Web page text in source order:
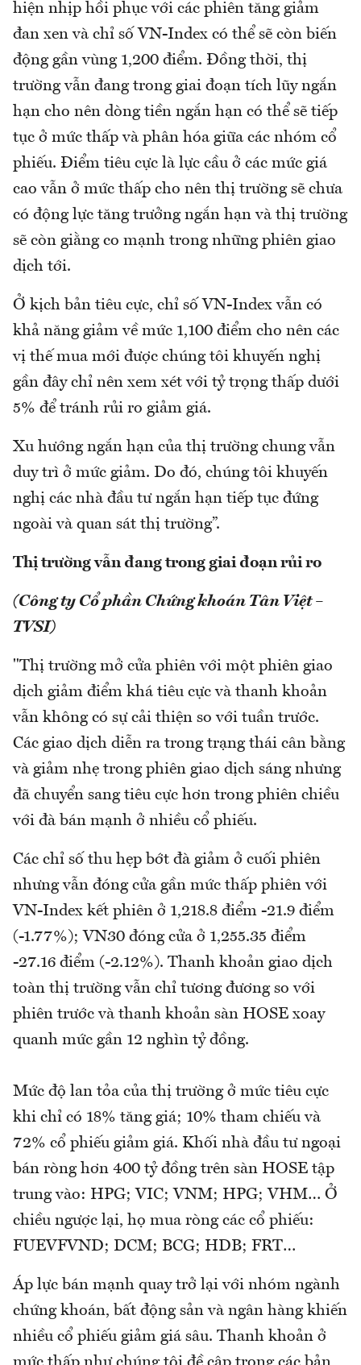
hiện nhịp hồi phục với các phiên tăng giảm
đan xen và chỉ số VN-Index có thể sẽ còn biến
động gần vùng 1,200 điểm. Đồng thời, thị
trường vẫn đang trong giai đoạn tích lũy ngắn
hạn cho nên dòng tiền ngắn hạn có thể sẽ tiếp
tục ở mức thấp và phân hóa giữa các nhóm cổ
phiếu. Điểm tiêu cực là lực cầu ở các mức giá
cao vẫn ở mức thấp cho nên thị trường sẽ chưa
có động lực tăng trưởng ngắn hạn và thị trường
sẽ còn giằng co mạnh trong những phiên giao
dịch tới.
Ở kịch bản tiêu cực, chỉ số VN-Index vẫn có
khả năng giảm về mức 1,100 điểm cho nên các
vị thế mua mới được chúng tôi khuyến nghị
gần đây chỉ nên xem xét với tỷ trọng thấp dưới
5% để tránh rủi ro giảm giá.
Xu hướng ngắn hạn của thị trường chung vẫn
duy trì ở mức giảm. Do đó, chúng tôi khuyến
nghị các nhà đầu tư ngắn hạn tiếp tục đứng
ngoài và quan sát thị trường”.
Thị trường vẫn đang trong giai đoạn rủi ro
(Công ty Cổ phần Chứng khoán Tân Việt –
TVSI)
"Thị trường mở cửa phiên với một phiên giao
dịch giảm điểm khá tiêu cực và thanh khoản
vẫn không có sự cải thiện so với tuần trước.
Các giao dịch diễn ra trong trạng thái cân bằng
và giảm nhẹ trong phiên giao dịch sáng nhưng
đã chuyển sang tiêu cực hơn trong phiên chiều
với đà bán mạnh ở nhiều cổ phiếu.
Các chỉ số thu hẹp bớt đà giảm ở cuối phiên
nhưng vẫn đóng cửa gần mức thấp phiên với
VN-Index kết phiên ở 1,218.8 điểm -21.9 điểm
(-1.77%); VN30 đóng cửa ở 1,255.35 điểm
-27.16 điểm (-2.12%). Thanh khoản giao dịch
toàn thị trường vẫn chỉ tương đương so với
phiên trước và thanh khoản sàn HOSE xoay
quanh mức gần 12 nghìn tỷ đồng.
Mức độ lan tỏa của thị trường ở mức tiêu cực
khi chỉ có 18% tăng giá; 10% tham chiếu và
72% cổ phiếu giảm giá. Khối nhà đầu tư ngoại
bán ròng hơn 400 tỷ đồng trên sàn HOSE tập
trung vào: HPG; VIC; VNM; HPG; VHM… Ở
chiều ngược lại, họ mua ròng các cổ phiếu:
FUEVFVND; DCM; BCG; HDB; FRT…
Áp lực bán mạnh quay trở lại với nhóm ngành
chứng khoán, bất động sản và ngân hàng khiến
nhiều cổ phiếu giảm giá sâu. Thanh khoản ở